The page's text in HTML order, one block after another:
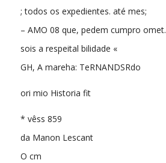
; todos os expedientes. até mes;
– AMO 08 que, pedem cumpro omet.
sois a respeital bilidade «
GH, A mareha: TeRNANDSRdo
ori mio Historia fit
* vêss 859
da Manon Lescant
O cm